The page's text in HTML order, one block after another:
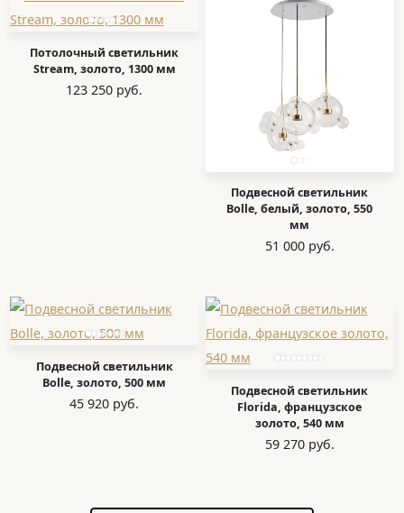
Потолочный светильник
Stream, золото, 1300 мм
123 250 руб.
Подвесной светильник
Bolle, белый, золото, 550
мм
51 000 руб.
Подвесной светильник
Bolle, золото, 500 мм
45 920 руб.
Подвесной светильник
Florida, французское
золото, 540 мм
59 270 руб.